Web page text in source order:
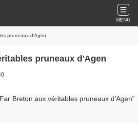
MENU
pruneaux d'Agen
pruneaux d'Agen